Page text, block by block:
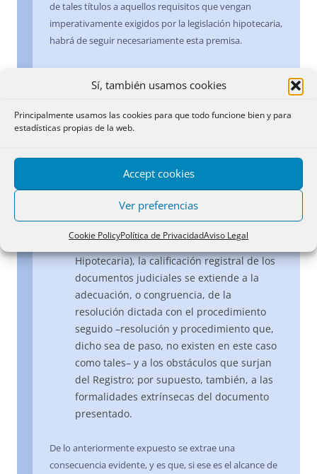
Sí, también usamos cookies
Principalmente usamos las cookies para que todo funcione bien y para
estadísticas propias de la web.
Accept cookies
Ver preferencias
Cookie PolicyPolítica de PrivacidadAviso Legal
de tales títulos a aquellos requisitos que vengan
imperativamente exigidos por la legislación hipotecaria,
habrá de seguir necesariamente esta premisa.
científica que, en la llamada jurisdicción voluntaria, no
en los términos que establece el artículo 117.3 de la
jurisdicción voluntaria no cabe hablar de un verdadero
b) Que, a tenor de dispuesto en el artículo
relación con el artículo 18 de la Ley
Hipotecaria), la calificación registral de los
documentos judiciales se extiende a la
adecuación, o congruencia, de la
resolución dictada con el procedimiento
seguido –resolución y procedimiento que,
dicho sea de paso, no existen en este caso
como tales– y a los obstáculos que surjan
del Registro; por supuesto, también, a las
formalidades extrínsecas del documento
presentado.
De lo anteriormente expuesto se extrae una
consecuencia evidente, y es que, si ese es el alcance de